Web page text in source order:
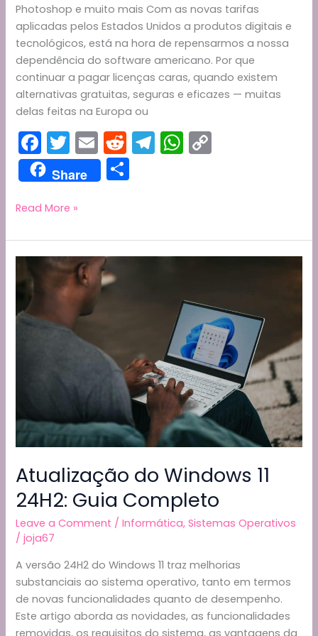
Photoshop e muito mais Com as novas tarifas
aplicadas pelos Estados Unidos a produtos digitais e
tecnológicos, está na hora de repensarmos a nossa
dependência do software americano. Por que
continuar a pagar licenças caras, quando existem
alternativas gratuitas, seguras e eficazes — muitas
delas feitas na Europa ou
F
a
c
e
b
o
o
T
w
itt
er
E
m
ai
R
e
d
t
T
el
a
m
W
h
A
p
Li
n
Share
e
Tarifas
dos
EUA
Software
Gratuito
Read More »
Atualização do Windows 11
24H2: Guia Completo
Leave a Comment /Informática,Sistemas Operativos
/joja67
A versão 24H2 do Windows 11 traz melhorias
substanciais ao sistema operativo, tanto em termos
de novas funcionalidades quanto de desempenho.
Este artigo aborda as novidades, as funcionalidades
removidas, os requisitos do sistema, as vantagens da